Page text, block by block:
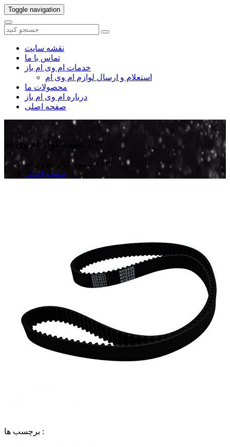
Toggle navigation
نقشه سایت
تماس با ما
خدمات ام وی ام باز
استعلام و ارسال لوازم ام وی ام
محصولات ما
درباره ام وی ام باز
صفحه اصلی
تسمه کولر ام وی ام X۳۳
تسمه کولر ام وی ام X۳۳
صفحه اصلی
برچسب ها :